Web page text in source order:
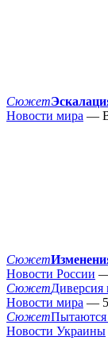
Сюжет
Новости мира —
Сюжет
Новости России —
СюжетДиверсия
Новости мира — 5
СюжетПытаются
Новости Украины